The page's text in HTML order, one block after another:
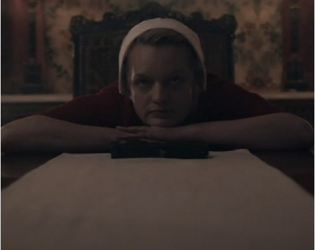
דירה להכיר
תוכן מקודם
© יובל סיגלר תקשורת בע"מ 2026
Designed, Developed and Powered by
RGB Media